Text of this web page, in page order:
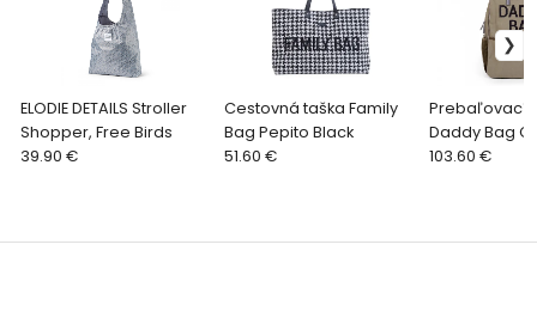
ELODIE DETAILS Stroller
Shopper, Free Birds
39.90 €
Cestovná taška Family
Bag Pepito Black
51.60 €
Prebaľovací
Daddy Bag
Khaki
103.60 €